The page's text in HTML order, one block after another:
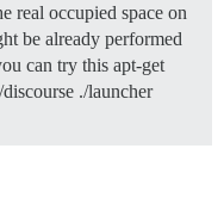
real occupied space on
be already performed
can try this apt-get
./launcher